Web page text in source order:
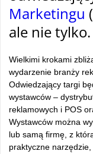
Marketingu
ale nie tylko.
Wielkimi krokami
wydarzenie branży
Odwiedzający targi
wystawców –
reklamowych i POS
Wystawców można
lub samą firmę, z
praktyczne